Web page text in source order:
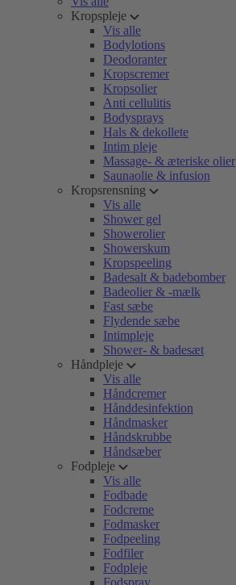
Kropspleje
Vis alle
Bodylotions
Deodoranter
Kropscremer
Kropsolier
Anti cellulitis
Bodysprays
Hals & dekollete
Intim pleje
Massage- & æteriske olier
Saunaolie & infusion
Kropsrensning
Vis alle
Shower gel
Showerolier
Showerskum
Kropspeeling
Badesalt & badebomber
Badeolier & -mælk
Fast sæbe
Flydende sæbe
Intimpleje
Shower- & badesæt
Håndpleje
Vis alle
Håndcremer
Hånddesinfektion
Håndmasker
Håndskrubbe
Håndsæber
Fodpleje
Vis alle
Fodbade
Fodcreme
Fodmasker
Fodpeeling
Fodfiler
Fodpleje
Fodspray